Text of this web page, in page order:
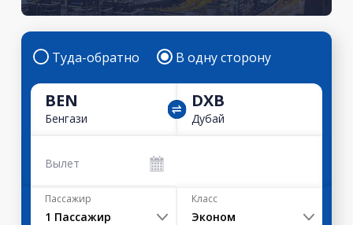
Туда-обратно В одну сторону
BEN
Бенгази
DXB
Дубай
Вылет
Пассажир
1 Пассажир
Класс
Эконом